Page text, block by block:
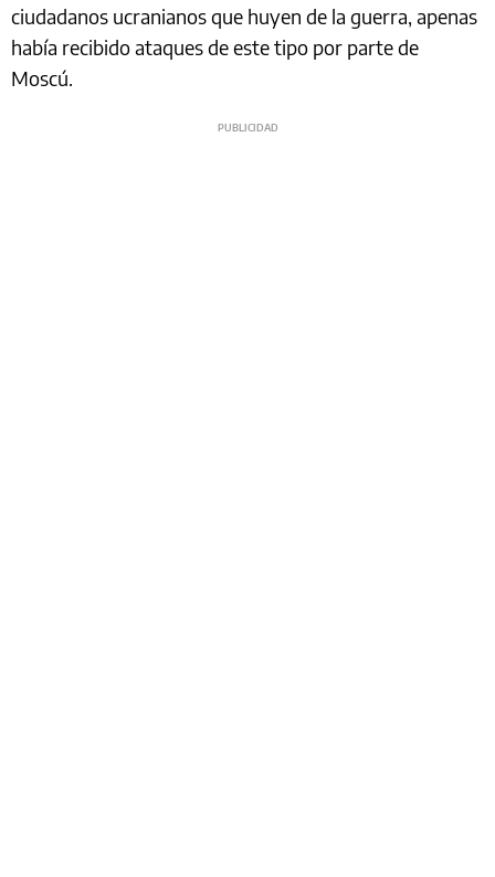
ciudadanos ucranianos que huyen de la guerra, apenas
había recibido ataques de este tipo por parte de
Moscú.